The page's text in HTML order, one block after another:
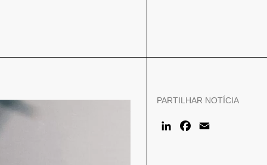
PARTILHAR NOTÍCIA
LinkedIn